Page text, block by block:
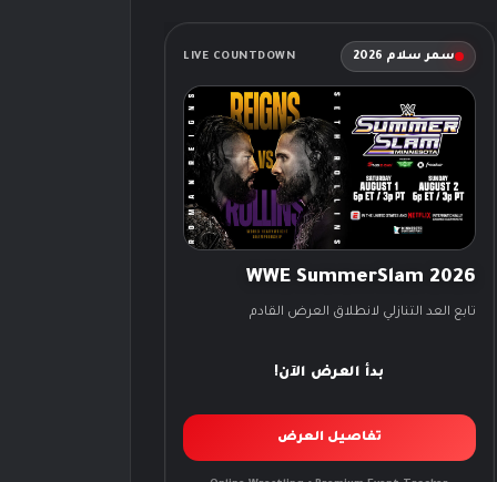
سمر سلام 2026 LIVE COUNTDOWN
WWE SummerSlam 2026
تابع العد التنازلي لانطلاق العرض القادم
بدأ العرض الآن!
تفاصيل العرض